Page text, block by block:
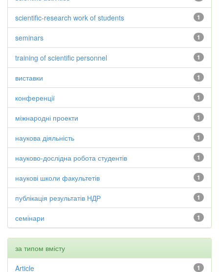
1
scientific-research work of students
1
seminars
1
training of scientific personnel
1
виставки
1
конференції
1
міжнародні проекти
1
наукова діяльність
1
науково-дослідна робота студентів
1
наукові школи факультетів
1
публікація результатів НДР
1
семінари
за типом вмісту
1
Article